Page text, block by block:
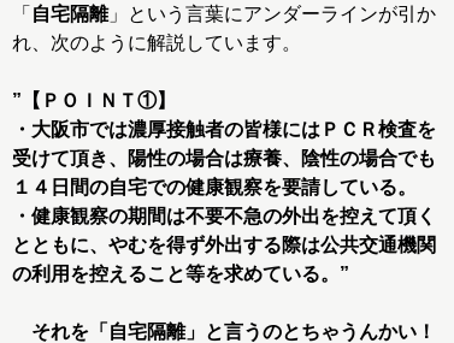
「 自宅隔離」という言葉にアンダーラインが引か
れ、次のように解説しています。
”【ＰＯＩＮＴ①】
・大阪市では濃厚接触者の皆様にはＰＣＲ検査を
受けて頂き、陽性の場合は療養、陰性の場合でも
１４日間の自宅での健康観察を要請している。
・健康観察の期間は不要不急の外出を控えて頂く
とともに、やむを得ず外出する際は公共交通機関
の利用を控えること等を求めている。”
それを「自宅隔離」と言うのとちゃうんかい！